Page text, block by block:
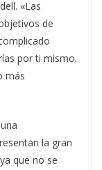
«Las
de
por ti mismo.
más
la gran
que no se